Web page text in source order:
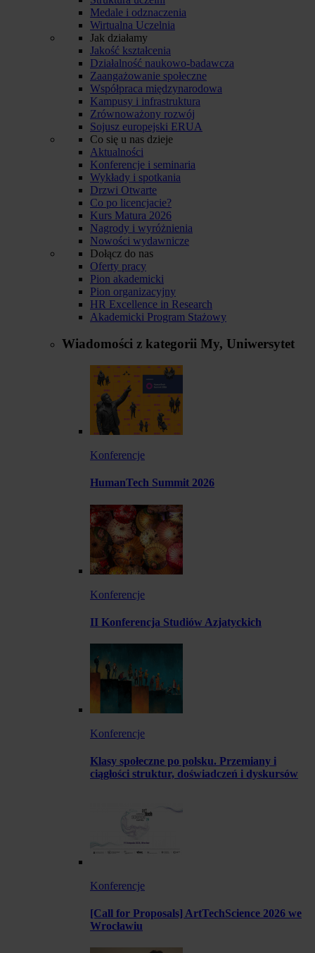
Medale i odznaczenia
Wirtualna Uczelnia
Jak działamy
Jakość kształcenia
Działalność naukowo-badawcza
Zaangażowanie społeczne
Współpraca międzynarodowa
Kampusy i infrastruktura
Zrównoważony rozwój
Sojusz europejski ERUA
Co się u nas dzieje
Aktualności
Konferencje i seminaria
Wykłady i spotkania
Drzwi Otwarte
Co po licencjacie?
Kurs Matura 2026
Nagrody i wyróżnienia
Nowości wydawnicze
Dołącz do nas
Oferty pracy
Pion akademicki
Pion organizacyjny
HR Excellence in Research
Akademicki Program Stażowy
Wiadomości z kategorii My, Uniwersytet
Konferencje
HumanTech Summit 2026
Konferencje
II Konferencja Studiów Azjatyckich
Konferencje
Klasy społeczne po polsku. Przemiany i
ciągłości struktur, doświadczeń i dyskursów
Konferencje
[Call for Proposals] ArtTechScience 2026 we
Wrocławiu